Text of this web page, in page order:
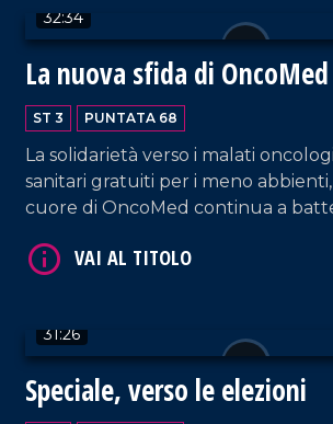
32:34
La nuova sfida di OncoMed
ST 3 PUNTATA 68
La solidarietà verso i malati
sanitari gratuiti per i meno
cuore di OncoMed continua a
31:26
Speciale, verso le elezioni
VAI AL TITOLO